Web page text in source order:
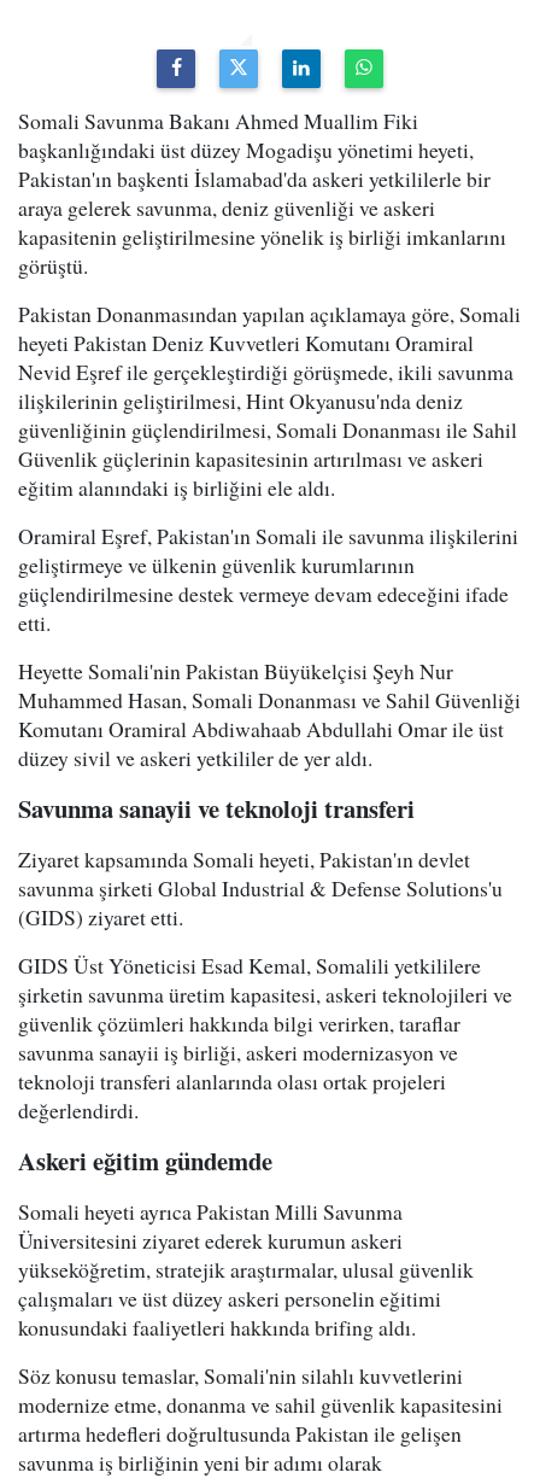
Somali Savunma Bakanı Ahmed Muallim Fiki
başkanlığındaki üst düzey Mogadişu yönetimi heyeti,
Pakistan'ın başkenti İslamabad'da askeri yetkililerle bir
araya gelerek savunma, deniz güvenliği ve askeri
kapasitenin geliştirilmesine yönelik iş birliği imkanlarını
görüştü.
Pakistan Donanmasından yapılan açıklamaya göre, Somali
heyeti Pakistan Deniz Kuvvetleri Komutanı Oramiral
Nevid Eşref ile gerçekleştirdiği görüşmede, ikili savunma
ilişkilerinin geliştirilmesi, Hint Okyanusu'nda deniz
güvenliğinin güçlendirilmesi, Somali Donanması ile Sahil
Güvenlik güçlerinin kapasitesinin artırılması ve askeri
eğitim alanındaki iş birliğini ele aldı.
Oramiral Eşref, Pakistan'ın Somali ile savunma ilişkilerini
geliştirmeye ve ülkenin güvenlik kurumlarının
güçlendirilmesine destek vermeye devam edeceğini ifade
etti.
Heyette Somali'nin Pakistan Büyükelçisi Şeyh Nur
Muhammed Hasan, Somali Donanması ve Sahil Güvenliği
Komutanı Oramiral Abdiwahaab Abdullahi Omar ile üst
düzey sivil ve askeri yetkililer de yer aldı.
Savunma sanayii ve teknoloji transferi
Ziyaret kapsamında Somali heyeti, Pakistan'ın devlet
savunma şirketi Global Industrial & Defense Solutions'u
(GIDS) ziyaret etti.
GIDS Üst Yöneticisi Esad Kemal, Somalili yetkililere
şirketin savunma üretim kapasitesi, askeri teknolojileri ve
güvenlik çözümleri hakkında bilgi verirken, taraflar
savunma sanayii iş birliği, askeri modernizasyon ve
teknoloji transferi alanlarında olası ortak projeleri
değerlendirdi.
Askeri eğitim gündemde
Somali heyeti ayrıca Pakistan Milli Savunma
Üniversitesini ziyaret ederek kurumun askeri
yükseköğretim, stratejik araştırmalar, ulusal güvenlik
çalışmaları ve üst düzey askeri personelin eğitimi
konusundaki faaliyetleri hakkında brifing aldı.
Söz konusu temaslar, Somali'nin silahlı kuvvetlerini
modernize etme, donanma ve sahil güvenlik kapasitesini
artırma hedefleri doğrultusunda Pakistan ile gelişen
savunma iş birliğinin yeni bir adımı olarak